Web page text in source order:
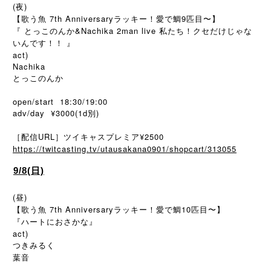
(夜)
【歌う魚 7th Anniversaryラッキー！愛で鯛9匹目〜】
『 とっこのんか&Nachika 2man live 私たち！クセだけじゃな
いんです！！ 』
act)
Nachika
とっこのんか
open/start 18:30/19:00
adv/day ¥3000(1d別)
［配信URL］ツイキャスプレミア¥2500
https://twitcasting.tv/utausakana0901/shopcart/313055
9/8(日)
(昼)
【歌う魚 7th Anniversaryラッキー！愛で鯛10匹目〜】
『ハートにおさかな』
act)
つきみるく
葉音